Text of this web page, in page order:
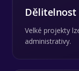
Dělitelnost
Velké projekty
administrativy.